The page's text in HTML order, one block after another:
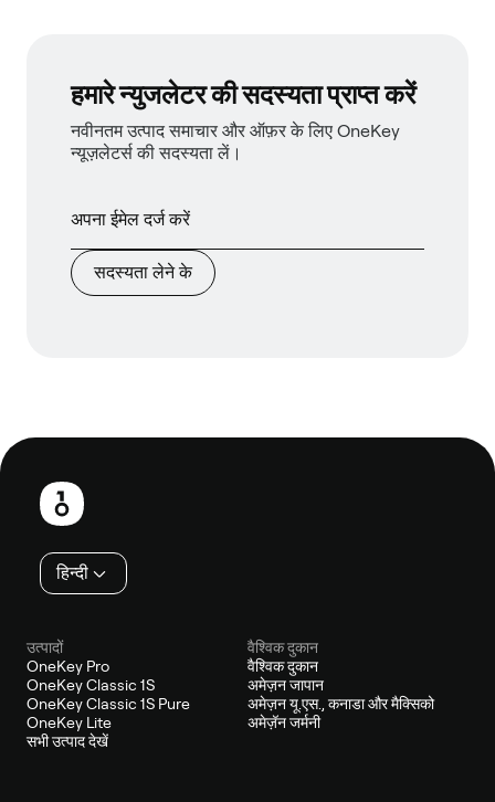
हमारे न्युजलेटर की सदस्यता प्राप्त करें
नवीनतम उत्पाद समाचार और ऑफ़र के लिए OneKey
न्यूज़लेटर्स की सदस्यता लें।
सदस्यता लेने के
फ़ुटबाल
हिन्दी
उत्पादों
OneKey Pro
OneKey Classic 1S
OneKey Classic 1S Pure
OneKey Lite
सभी उत्पाद देखें
वैश्विक दुकान
वैश्विक दुकान
अमेज़न जापान
अमेज़न यू.एस., कनाडा और मैक्सिको
अमेज़ॅन जर्मनी